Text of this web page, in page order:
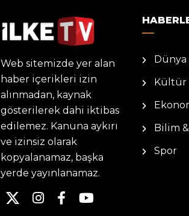
Web sitemizde yer alan
haber içerikleri izin
alınmadan, kaynak
gösterilerek dahi iktibas
edilemez. Kanuna aykırı
ve izinsiz olarak
kopyalanamaz, başka
yerde yayınlanamaz.
Dünya
Kültür
Bilim
Spor